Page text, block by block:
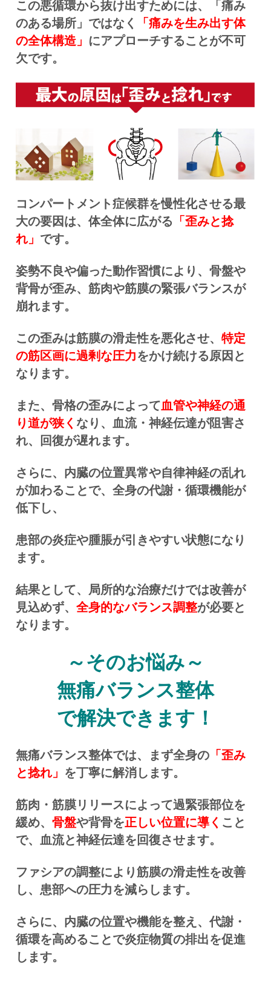
この悪循環から抜け出すためには、「痛み
のある場所」ではなく
「痛みを生み出す体
の全体構造」 にアプローチすることが不可
欠です。
コンパートメント症候群を慢性化させる最
大の要因は、体全体に広がる 「歪みと捻
れ」 です。
姿勢不良や偏った動作習慣により、骨盤や
背骨が歪み、筋肉や筋膜の緊張バランスが
崩れます。
この歪みは筋膜の滑走性を悪化させ、 特定
の筋区画に過剰な圧力をかけ続ける原因と
なります。
また、骨格の歪みによって血管や神経の通
り道が狭く なり、血流・神経伝達が阻害さ
れ、回復が遅れます。
さらに、内臓の位置異常や自律神経の乱れ
が加わることで、全身の代謝・循環機能が
低下し、
患部の炎症や腫脹が引きやすい状態になり
ます。
結果として、局所的な治療だけでは改善が
見込めず、 全身的なバランス調整が必要と
なります。
～そのお悩み～
無痛バランス整体
で解決できます！
無痛バランス整体では、まず全身の 「歪み
と捻れ」 を丁寧に解消します。
筋肉・筋膜リリースによって過緊張部位を
緩め、 骨盤や背骨を正しい位置に導く こと
で、血流と神経伝達を回復させます。
ファシアの調整により筋膜の滑走性を改善
し、患部への圧力を減らします。
さらに、内臓の位置や機能を整え、代謝・
循環を高めることで炎症物質の排出を促進
します。